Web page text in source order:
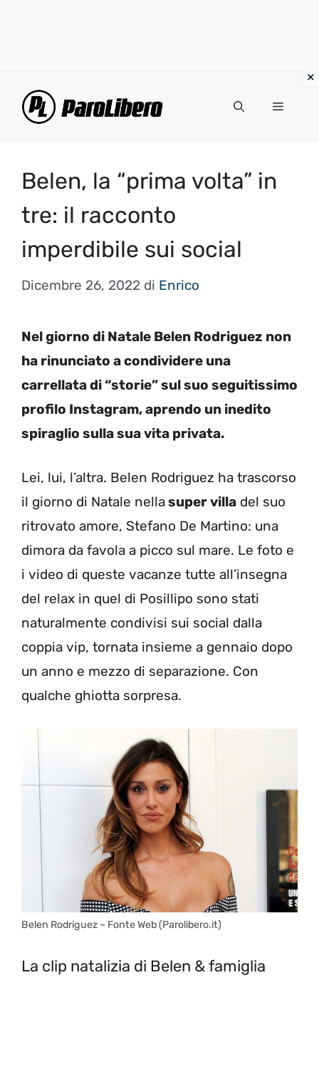
Menu
Belen, la “prima volta” in
tre: il racconto
imperdibile sui social
Dicembre 26, 2022 di Enrico
Nel giorno di Natale Belen Rodriguez non
ha rinunciato a condividere una
carrellata di “storie” sul suo seguitissimo
profilo Instagram, aprendo un inedito
spiraglio sulla sua vita privata.
Lei, lui, l’altra. Belen Rodriguez ha trascorso
il giorno di Natale nellasuper villa del suo
ritrovato amore, Stefano De Martino: una
dimora da favola a picco sul mare. Le foto e
i video di queste vacanze tutte all’insegna
del relax in quel di Posillipo sono stati
naturalmente condivisi sui social dalla
coppia vip, tornata insieme a gennaio dopo
un anno e mezzo di separazione. Con
qualche ghiotta sorpresa.
Belen Rodriguez – Fonte Web (Parolibero.it)
La clip natalizia di Belen & famiglia